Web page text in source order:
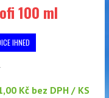
100 ml
IHNED
Kč bez DPH / KS